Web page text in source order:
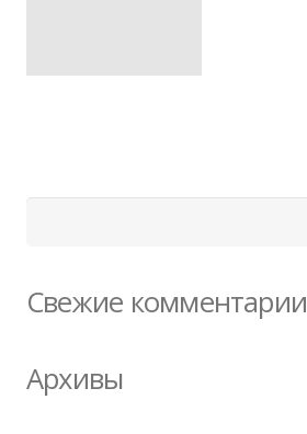
Свежие комментарии
Архивы